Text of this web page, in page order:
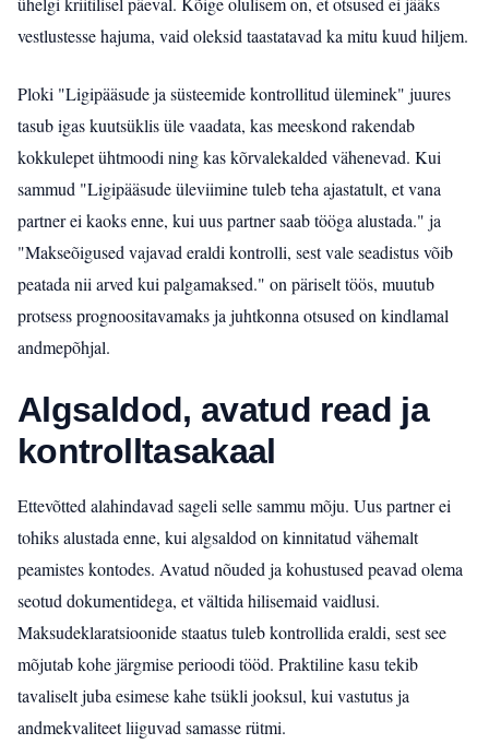
vestlustesse hajuma, vaid oleksid taastatavad ka mitu kuud hiljem.
Ploki "Ligipääsude ja süsteemide kontrollitud üleminek" juures
tasub igas kuutsüklis üle vaadata, kas meeskond rakendab
kokkulepet ühtmoodi ning kas kõrvalekalded vähenevad. Kui
sammud "Ligipääsude üleviimine tuleb teha ajastatult, et vana
partner ei kaoks enne, kui uus partner saab tööga alustada." ja
"Makseõigused vajavad eraldi kontrolli, sest vale seadistus võib
peatada nii arved kui palgamaksed." on päriselt töös, muutub
protsess prognoositavamaks ja juhtkonna otsused on kindlamal
andmepõhjal.
Algsaldod, avatud read ja
kontrolltasakaal
Ettevõtted alahindavad sageli selle sammu mõju. Uus partner ei
tohiks alustada enne, kui algsaldod on kinnitatud vähemalt
peamistes kontodes. Avatud nõuded ja kohustused peavad olema
seotud dokumentidega, et vältida hilisemaid vaidlusi.
Maksudeklaratsioonide staatus tuleb kontrollida eraldi, sest see
mõjutab kohe järgmise perioodi tööd. Praktiline kasu tekib
tavaliselt juba esimese kahe tsükli jooksul, kui vastutus ja
andmekvaliteet liiguvad samasse rütmi.